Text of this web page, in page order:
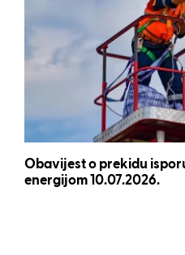
Obavijest o prekidu
energijom 10.07.2026.